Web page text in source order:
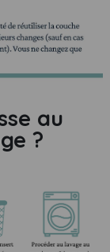
au
?